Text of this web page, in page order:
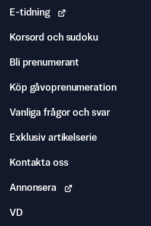
E-tidning
Korsord och sudoku
Bli prenumerant
Köp gåvoprenumeration
Vanliga frågor och svar
Exklusiv artikelserie
Kontakta oss
Annonsera
VD